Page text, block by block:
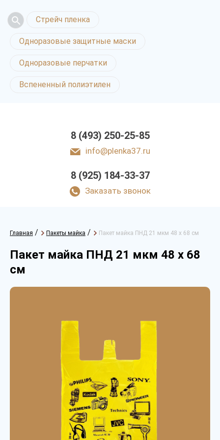
Стрейч пленка
Одноразовые защитные маски
Одноразовые перчатки
Вспененный полиэтилен
8 (493) 250-25-85
info@plenka37.ru
8 (925) 184-33-37
Заказать звонок
Главная / Пакеты майка / Пакет майка ПНД 21 мкм 48 х 68 см
Пакет майка ПНД 21 мкм 48 х 68
см